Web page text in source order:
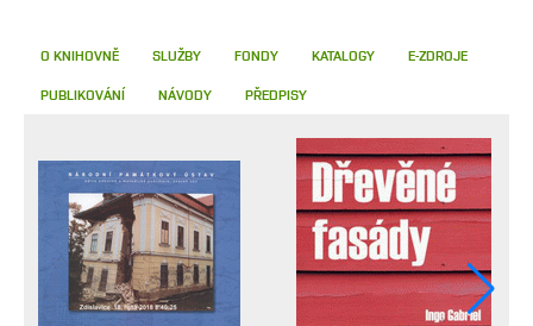
O KNIHOVNĚ SLUŽBY FONDY KATALOGY E-ZDROJE
PUBLIKOVÁNÍ NÁVODY PŘEDPISY